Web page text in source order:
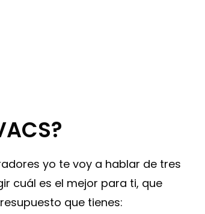
yo te voy a hablar de tres
cuál es el mejor para ti, que
que tienes: